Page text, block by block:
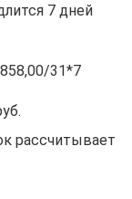
7 дней
31*7
рассчитывает